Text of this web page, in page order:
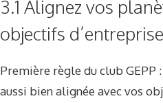
3.1 Alignez vos
objectifs d’entreprise
Première règle du club
aussi bien alignée avec vos